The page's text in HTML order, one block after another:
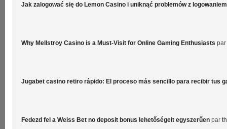
Jak zalogować się do Lemon Casino i uniknąć problemów z logowaniem
Why Mellstroy Casino is a Must-Visit for Online Gaming Enthusiasts par
Jugabet casino retiro rápido: El proceso más sencillo para recibir tus
Fedezd fel a Weiss Bet no deposit bonus lehetőségeit egyszerűen par